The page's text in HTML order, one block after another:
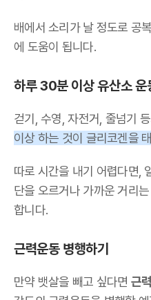
배에서 소리가 날 정도로 공
에 도움이 됩니다.
하루 30분 이상 유산소 운
걷기, 수영, 자전거, 줄넘기 등
이상 하는 것이 글리코겐을
따로 시간을 내기 어렵다면,
단을 오르거나 가까운 거리
합니다.
근력운동 병행하기
만약 뱃살을 빼고 싶다면 근